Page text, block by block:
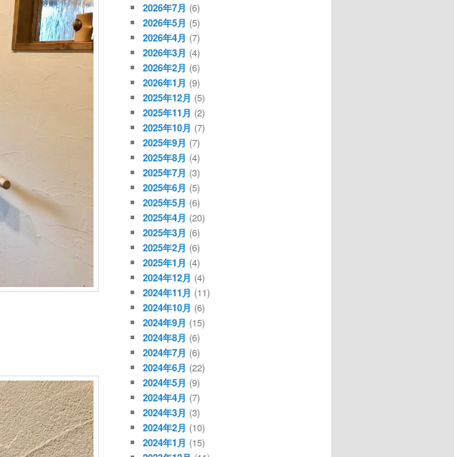
2026年7月 (6)
2026年5月 (5)
2026年4月 (7)
2026年3月 (4)
2026年2月 (6)
2026年1月 (9)
2025年12月 (5)
2025年11月 (2)
2025年10月 (7)
2025年9月 (7)
2025年8月 (4)
2025年7月 (3)
2025年6月 (5)
2025年5月 (6)
2025年4月 (20)
2025年3月 (6)
2025年2月 (6)
2025年1月 (4)
2024年12月 (4)
2024年11月 (11)
2024年10月 (6)
2024年9月 (15)
2024年8月 (6)
2024年7月 (6)
2024年6月 (22)
2024年5月 (9)
2024年4月 (7)
2024年3月 (3)
2024年2月 (10)
2024年1月 (15)